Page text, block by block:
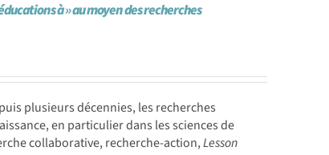
à » au moyen des recherches
plusieurs décennies, les recherches
en particulier dans les sciences de
collaborative, recherche-action,Lesson